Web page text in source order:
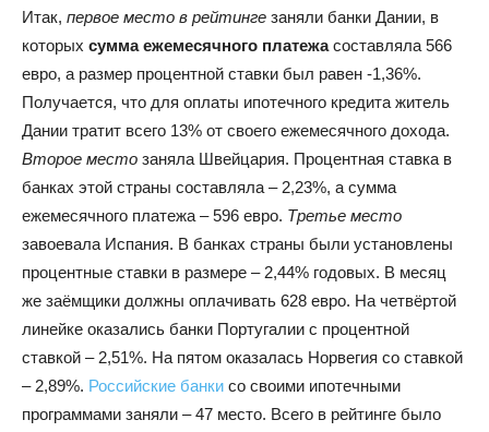
Итак, первое место в рейтинге заняли банки Дании, в
которых сумма ежемесячного платежасоставляла 566
евро, а размер процентной ставки был равен -1,36%.
Получается, что для оплаты ипотечного кредита житель
Дании тратит всего 13% от своего ежемесячного дохода.
Второе место заняла Швейцария. Процентная ставка в
банках этой страны составляла – 2,23%, а сумма
ежемесячного платежа – 596 евро. Третье место
завоевала Испания. В банках страны были установлены
процентные ставки в размере – 2,44% годовых. В месяц
же заёмщики должны оплачивать 628 евро. На четвёртой
линейке оказались банки Португалии с процентной
ставкой – 2,51%. На пятом оказалась Норвегия со ставкой
– 2,89%. Российские банки со своими ипотечными
программами заняли – 47 место. Всего в рейтинге было